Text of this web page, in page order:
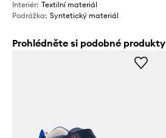
Interiér: Textilní materiál
Podrážka: Syntetický materiál
Prohlédněte si podobné produkty